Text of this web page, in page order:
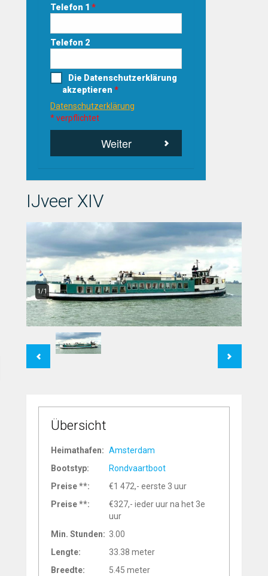
Telefon 1 *
Telefon 2
Die Datenschutzerklärung
akzeptieren *
Datenschutzerklärung
* verpflichtet
Weiter
IJveer XIV
1/1
Übersicht
Heimathafen: Amsterdam
Bootstyp:
Rondvaartboot
Preise **:
€1 472,- eerste 3 uur
Preise **:
€327,- ieder uur na het 3e
uur
Min. Stunden: 3.00
Lengte:
33.38 meter
Breedte:
5.45 meter